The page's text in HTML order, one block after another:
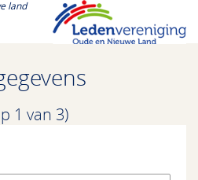
land
een oude versie van
voor Internet
u aan uw browser te
upgraden?
1 van 3)